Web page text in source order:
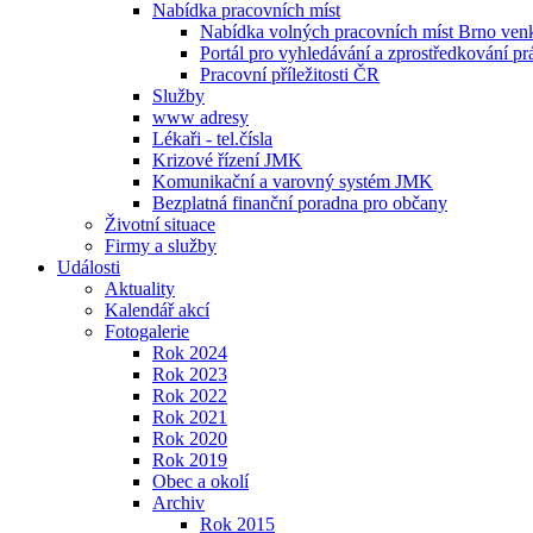
Nabídka pracovních míst
Nabídka volných pracovních míst Brno
Portál pro vyhledávání a zprostředkování
Pracovní příležitosti ČR
Služby
www adresy
Lékaři - tel.čísla
Krizové řízení JMK
Komunikační a varovný systém JMK
Bezplatná finanční poradna pro občany
Životní situace
Firmy a služby
Události
Aktuality
Kalendář akcí
Fotogalerie
Rok 2024
Rok 2023
Rok 2022
Rok 2021
Rok 2020
Rok 2019
Obec a okolí
Archiv
Rok 2015